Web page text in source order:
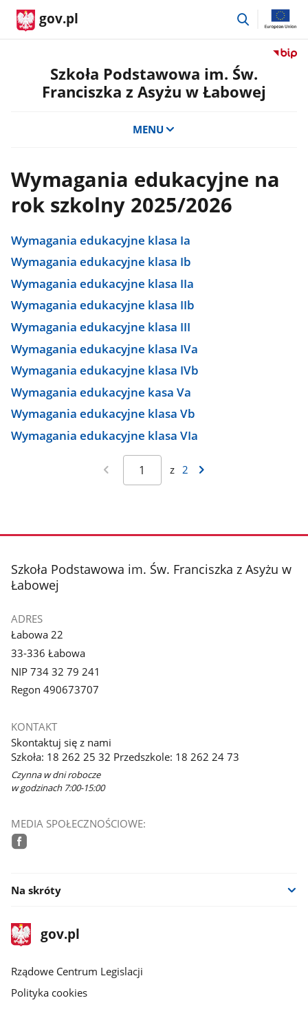
gov.pl
przejdź
Przejdź
Św.
Szkoła Podstawowa im. Św.
Franciszka z Asyżu w Łabowej
MENU
Wymagania edukacyjne na
rok szkolny 2025/2026
Wymagania edukacyjne klasa Ia
Wymagania edukacyjne klasa Ib
Wymagania edukacyjne klasa IIa
Wymagania edukacyjne klasa IIb
Wymagania edukacyjne klasa III
Wymagania edukacyjne klasa IVa
Wymagania edukacyjne klasa IVb
Wymagania edukacyjne kasa Va
Wymagania edukacyjne klasa Vb
Wymagania edukacyjne klasa VIa
z 2
stopka
Szkoła Podstawowa im. Św. Franciszka z Asyżu w
Łabowej
ADRES
Łabowa 22
33-336 Łabowa
NIP 734 32 79 241
Regon 490673707
KONTAKT
Skontaktuj się z nami
Szkoła: 18 262 25 32 Przedszkole: 18 262 24 73
Czynna w dni robocze
w godzinach 7:00-15:00
MEDIA SPOŁECZNOŚCIOWE:
Na skróty
stopka
gov.plStrona
gov.pl
Rządowe Centrum Legislacji
Polityka cookies